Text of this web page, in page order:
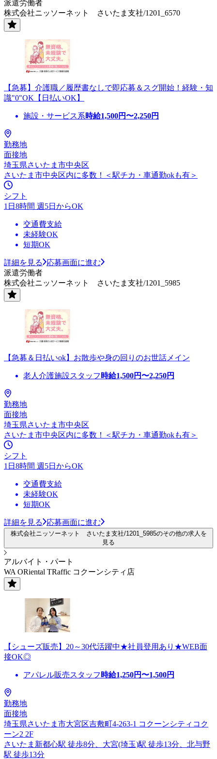
派遣労働者
株式会社ニッソーネット さいたま支社/1201_6570
【急募】介護職／履歴書なしで即応募＆スグ開始！経験・知
識"0"OK【日払いOK】
施設・サービス系時給1,500円〜2,250円
勤務地
面接地
埼玉県さいたま市中央区
さいたま市中央区内に多数！＜駅チカ・車通勤okも有＞
シフト
1日8時間 週5日からOK
交通費支給
未経験OK
短期OK
詳細を見る
応募画面に進む
派遣労働者
株式会社ニッソーネット さいたま支社/1201_5985
【急募＆日払いok】お散歩や身の回りのお世話メイン
老人介護施設スタッフ 時給1,500円〜2,250円
勤務地
面接地
埼玉県さいたま市中央区
さいたま市中央区内に多数！＜駅チカ・車通勤okも有＞
シフト
1日8時間 週5日からOK
交通費支給
未経験OK
短期OK
詳細を見る 応募画面に進む
株式会社ニッソーネット さいたま支社/1201_5985のその他の求人を
見る
アルバイト・パート
WA ORiental TRaffic コクーンシティ店
【シューズ販売】20～30代活躍中★社員登用あり★WEB面
接OK◎
アパレル販売スタッフ 時給1,250円〜1,500円
勤務地
面接地
埼玉県さいたま市大宮区吉敷町4-263-1 コクーンシティコク
ーン2 2F
さいたま新都心駅 徒歩8分、大宮(埼玉)駅 徒歩13分、北与野
駅 徒歩13分